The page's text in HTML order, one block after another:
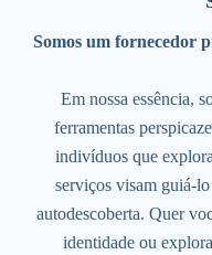
Somos um fornecedor
Em nossa essência,
ferramentas
indivíduos que
serviços visam guiá-
autodescoberta. Quer
identidade ou